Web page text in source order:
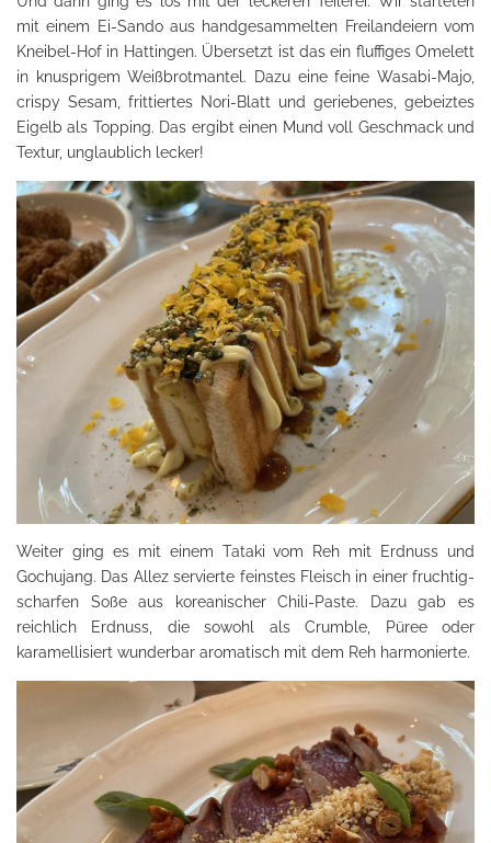
mit einem Ei-Sando aus handgesammelten Freilandeiern vom
Kneibel-Hof in Hattingen. Übersetzt ist das ein fluffiges Omelett
in knusprigem Weißbrotmantel. Dazu eine feine Wasabi-Majo,
crispy Sesam, frittiertes Nori-Blatt und geriebenes, gebeiztes
Eigelb als Topping. Das ergibt einen Mund voll Geschmack und
Textur, unglaublich lecker!
Weiter ging es mit einem Tataki vom Reh mit Erdnuss und
Gochujang. Das Allez servierte feinstes Fleisch in einer fruchtig-
scharfen Soße aus koreanischer Chili-Paste. Dazu gab es
reichlich Erdnuss, die sowohl als Crumble, Püree oder
karamellisiert wunderbar aromatisch mit dem Reh harmonierte.